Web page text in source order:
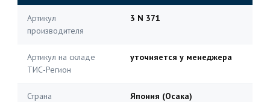
Артикул
производителя
3 N 371
Артикул на складе
ТИС-Регион
уточняется у менеджера
Страна
Япония (Осака)